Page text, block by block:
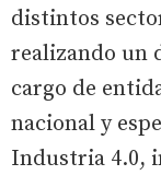
distintos
realizando un
cargo de
nacional y
Industria 4.0,